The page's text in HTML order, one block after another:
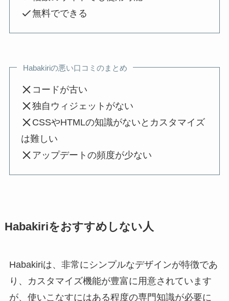
無料でできる
Habakiriの悪い口コミのまとめ
コードが古い
独自ウィジェットがない
CSSやHTMLの知識がないとカスタマイズ
は難しい
アップデートの頻度が少ない
Habakiriをおすすめしない人
Habakiriは、非常にシンプルなデザインが特徴であ
り、カスタマイズ機能が豊富に用意されています
が、使いこなすにはある程度の専門知識が必要に